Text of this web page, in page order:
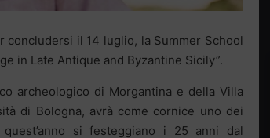
concludersi il 14 luglio, la Summer School
in Late Antique and Byzantine Sicily”.
archeologico di Morgantina e della Villa
di Bologna, avrà come cornice uno dei
si festeggiano i 25 anni dal